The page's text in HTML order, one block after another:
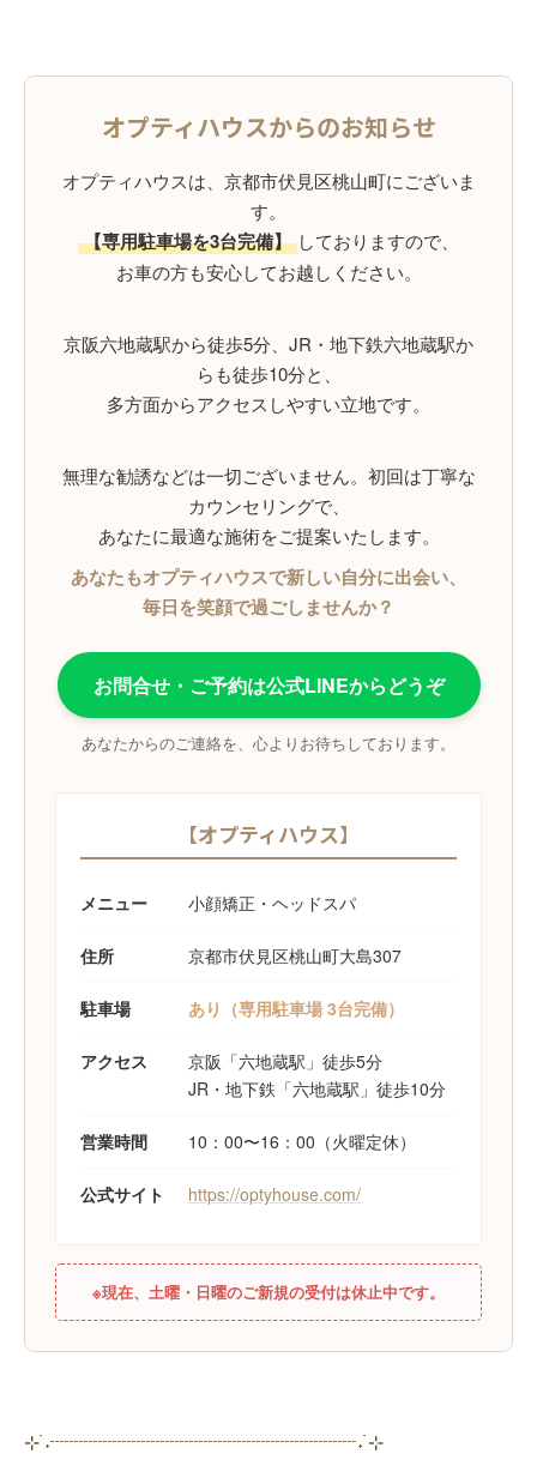
オプティハウスからのお知らせ
オプティハウスは、京都市伏見区桃山町にございま
す。
【専用駐車場を3台完備】 しておりますので、
お車の方も安心してお越しください。
京阪六地蔵駅から徒歩5分、JR・地下鉄六地蔵駅か
らも徒歩10分と、
多方面からアクセスしやすい立地です。
無理な勧誘などは一切ございません。初回は丁寧な
カウンセリングで、
あなたに最適な施術をご提案いたします。
あなたもオプティハウスで新しい自分に出会い、
毎日を笑顔で過ごしませんか？
お問合せ・ご予約は公式LINEからどうぞ
あなたからのご連絡を、心よりお待ちしております。
【オプティハウス】
メニュー 小顔矯正・ヘッドスパ
住所 京都市伏見区桃山町大島307
駐車場 あり（専用駐車場 3台完備）
アクセス
京阪「六地蔵駅」徒歩5分
JR・地下鉄「六地蔵駅」徒歩10分
営業時間 10：00〜16：00（火曜定休）
公式サイト https://optyhouse.com/
※現在、土曜・日曜のご新規の受付は休止中です。
⊹ ࣪˖┈┈┈┈┈┈┈┈┈┈┈┈┈┈┈┈˖ ࣪⊹